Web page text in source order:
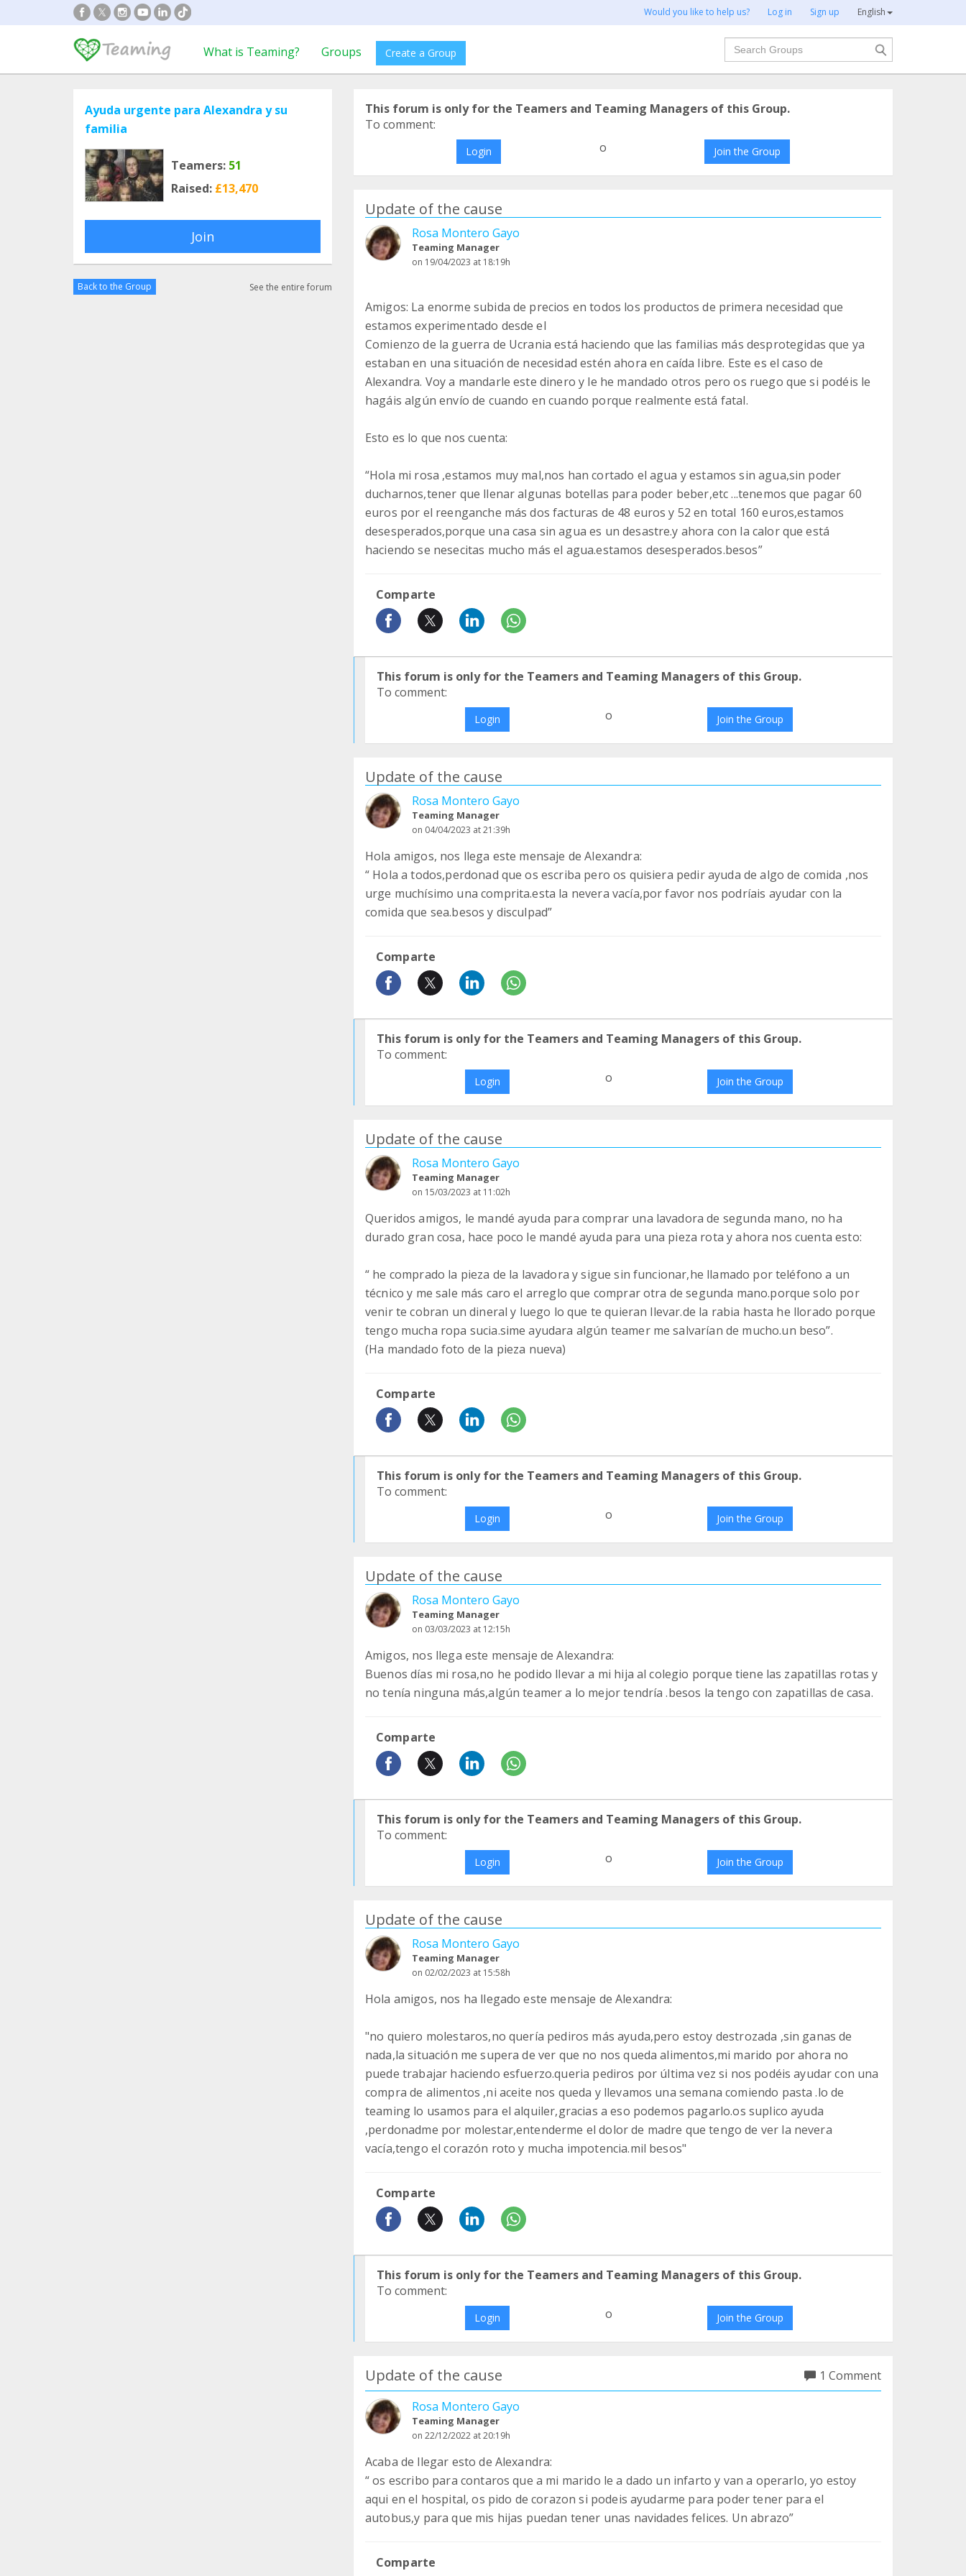
Would you like to help us? Log in Sign up English
What is Teaming? Groups Create a Group
Search
Ayuda urgente para Alexandra y su
familia
Teamers: 51
Raised: £13,470
Join
Back to the Group See the entire forum
This forum is only for the Teamers and Teaming Managers of this Group.
To comment:
Login o Join the Group
Update of the cause
Rosa Montero Gayo
Teaming Manager
on 19/04/2023 at 18:19h
Amigos: La enorme subida de precios en todos los productos de primera necesidad que
estamos experimentado desde el
Comienzo de la guerra de Ucrania está haciendo que las familias más desprotegidas que ya
estaban en una situación de necesidad estén ahora en caída libre. Este es el caso de
Alexandra. Voy a mandarle este dinero y le he mandado otros pero os ruego que si podéis le
hagáis algún envío de cuando en cuando porque realmente está fatal.
Esto es lo que nos cuenta:
“Hola mi rosa ,estamos muy mal,nos han cortado el agua y estamos sin agua,sin poder
ducharnos,tener que llenar algunas botellas para poder beber,etc ...tenemos que pagar 60
euros por el reenganche más dos facturas de 48 euros y 52 en total 160 euros,estamos
desesperados,porque una casa sin agua es un desastre.y ahora con la calor que está
haciendo se nesecitas mucho más el agua.estamos desesperados.besos”
Comparte
This forum is only for the Teamers and Teaming Managers of this Group.
To comment:
Login o Join the Group
Update of the cause
Rosa Montero Gayo
Teaming Manager
on 04/04/2023 at 21:39h
Hola amigos, nos llega este mensaje de Alexandra:
“ Hola a todos,perdonad que os escriba pero os quisiera pedir ayuda de algo de comida ,nos
urge muchísimo una comprita.esta la nevera vacía,por favor nos podríais ayudar con la
comida que sea.besos y disculpad”
Comparte
This forum is only for the Teamers and Teaming Managers of this Group.
To comment:
Login o Join the Group
Update of the cause
Rosa Montero Gayo
Teaming Manager
on 15/03/2023 at 11:02h
Queridos amigos, le mandé ayuda para comprar una lavadora de segunda mano, no ha
durado gran cosa, hace poco le mandé ayuda para una pieza rota y ahora nos cuenta esto:
“ he comprado la pieza de la lavadora y sigue sin funcionar,he llamado por teléfono a un
técnico y me sale más caro el arreglo que comprar otra de segunda mano.porque solo por
venir te cobran un dineral y luego lo que te quieran llevar.de la rabia hasta he llorado porque
tengo mucha ropa sucia.sime ayudara algún teamer me salvarían de mucho.un beso”.
(Ha mandado foto de la pieza nueva)
Comparte
This forum is only for the Teamers and Teaming Managers of this Group.
To comment:
Login o Join the Group
Update of the cause
Rosa Montero Gayo
Teaming Manager
on 03/03/2023 at 12:15h
Amigos, nos llega este mensaje de Alexandra:
Buenos días mi rosa,no he podido llevar a mi hija al colegio porque tiene las zapatillas rotas y
no tenía ninguna más,algún teamer a lo mejor tendría .besos la tengo con zapatillas de casa.
Comparte
This forum is only for the Teamers and Teaming Managers of this Group.
To comment:
Login o Join the Group
Update of the cause
Rosa Montero Gayo
Teaming Manager
on 02/02/2023 at 15:58h
Hola amigos, nos ha llegado este mensaje de Alexandra:
"no quiero molestaros,no quería pediros más ayuda,pero estoy destrozada ,sin ganas de
nada,la situación me supera de ver que no nos queda alimentos,mi marido por ahora no
puede trabajar haciendo esfuerzo.queria pediros por última vez si nos podéis ayudar con una
compra de alimentos ,ni aceite nos queda y llevamos una semana comiendo pasta .lo de
teaming lo usamos para el alquiler,gracias a eso podemos pagarlo.os suplico ayuda
,perdonadme por molestar,entenderme el dolor de madre que tengo de ver la nevera
vacía,tengo el corazón roto y mucha impotencia.mil besos"
Comparte
This forum is only for the Teamers and Teaming Managers of this Group.
To comment:
Login o Join the Group
Update of the cause
1 Comment
Rosa Montero Gayo
Teaming Manager
on 22/12/2022 at 20:19h
Acaba de llegar esto de Alexandra:
“ os escribo para contaros que a mi marido le a dado un infarto y van a operarlo, yo estoy
aqui en el hospital, os pido de corazon si podeis ayudarme para poder tener para el
autobus,y para que mis hijas puedan tener unas navidades felices. Un abrazo”
Comparte